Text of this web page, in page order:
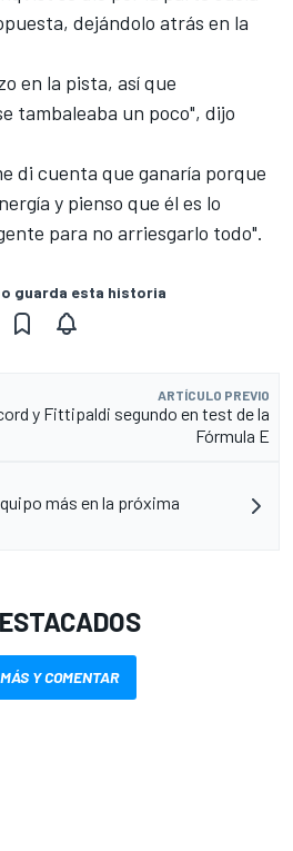
dejándolo atrás en la
en la pista, así que
tambaleaba un poco", dijo
di cuenta que ganaría porque
y pienso que él es lo
para no arriesgarlo todo".
guarda esta historia
ARTÍCULO PREVIO
y Fittipaldi segundo en test de la
Fórmula E
más en la próxima
Y COMENTAR